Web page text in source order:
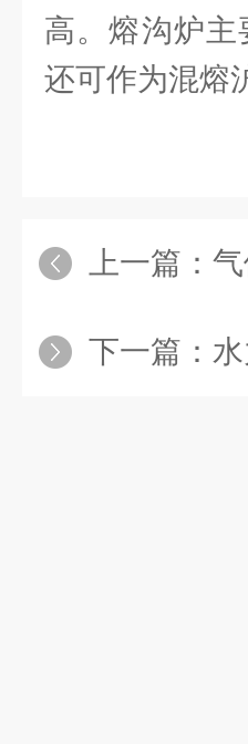
高。熔沟炉
还可作为混熔
上一篇：
下一篇：